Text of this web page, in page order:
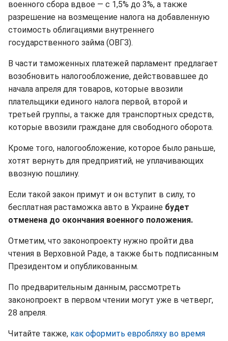
военного сбора вдвое — с 1,5% до 3%, а также
разрешение на возмещение налога на добавленную
стоимость облигациями внутреннего
государственного займа (ОВГЗ).
В части таможенных платежей парламент предлагает
возобновить налогообложение, действовавшее до
начала апреля для товаров, которые ввозили
плательщики единого налога первой, второй и
третьей группы, а также для транспортных средств,
которые ввозили граждане для свободного оборота.
Кроме того, налогообложение, которое было раньше,
хотят вернуть для предприятий, не уплачивающих
ввозную пошлину.
Если такой закон примут и он вступит в силу, то
бесплатная растаможка авто в Украине будет
отменена до окончания военного положения.
Отметим, что законопроекту нужно пройти два
чтения в Верховной Раде, а также быть подписанным
Президентом и опубликованным.
По предварительным данным, рассмотреть
законопроект в первом чтении могут уже в четверг,
28 апреля.
Читайте также, как оформить евробляху во время